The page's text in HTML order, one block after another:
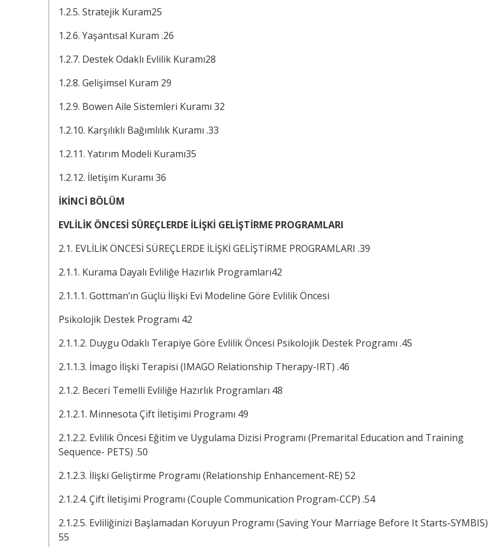
1.2.5. Stratejik Kuram25
1.2.6. Yaşantısal Kuram .26
1.2.7. Destek Odaklı Evlilik Kuramı28
1.2.8. Gelişimsel Kuram 29
1.2.9. Bowen Aile Sistemleri Kuramı 32
1.2.10. Karşılıklı Bağımlılık Kuramı .33
1.2.11. Yatırım Modeli Kuramı35
1.2.12. İletişim Kuramı 36
İKİNCİ BÖLÜM
EVLİLİK ÖNCESİ SÜREÇLERDE İLİŞKİ GELİŞTİRME PROGRAMLARI
2.1. EVLİLİK ÖNCESİ SÜREÇLERDE İLİŞKİ GELİŞTİRME PROGRAMLARI .39
2.1.1. Kurama Dayalı Evliliğe Hazırlık Programları42
2.1.1.1. Gottman’ın Güçlü İlişki Evi Modeline Göre Evlilik Öncesi
Psikolojik Destek Programı 42
2.1.1.2. Duygu Odaklı Terapiye Göre Evlilik Öncesi Psikolojik Destek Programı .45
2.1.1.3. İmago İlişki Terapisi (IMAGO Relationship Therapy-IRT) .46
2.1.2. Beceri Temelli Evliliğe Hazırlık Programları 48
2.1.2.1. Minnesota Çift İletişimi Programı 49
2.1.2.2. Evlilik Öncesi Eğitim ve Uygulama Dizisi Programı (Premarital Education and Training
Sequence- PETS) .50
2.1.2.3. İlişki Geliştirme Programı (Relationship Enhancement-RE) 52
2.1.2.4. Çift İletişimi Programı (Couple Communication Program-CCP) .54
2.1.2.5. Evliliğinizi Başlamadan Koruyun Programı (Saving Your Marriage Before It Starts-SYMBIS)
55